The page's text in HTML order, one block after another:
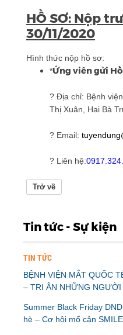
HỒ SƠ: Nộp
30/11/2020
Hình thức nộp hồ sơ:
*Ứng viên gửi
? Địa chỉ: Bệnh
Thị Xuân, Hai Bà
? Email:
? Liên hệ:
Trở về
Tin tức - Sự kiện
TIN TỨC
BỆNH VIỆN MẮT QUỐC
– TRI ÂN NHỮNG
Summer Black Friday
hè – Cơ hội mổ cận